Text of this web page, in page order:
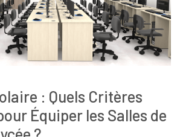
: Quels Critères
Équiper les Salles de